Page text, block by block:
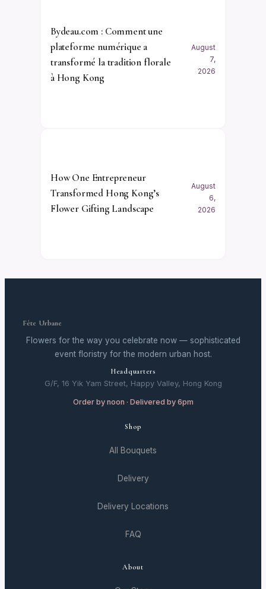
Bydeau.com : Comment une
plateforme numérique a
transformé la tradition florale
à Hong Kong
August
7,
2026
How One Entrepreneur
Transformed Hong Kong’s
Flower Gifting Landscape
August
6,
2026
Fête Urbane
Flowers for the way you celebrate now — sophisticated
event floristry for the modern urban host.
Headquarters
G/F, 16 Yik Yam Street, Happy Valley, Hong Kong
Order by noon · Delivered by 6pm
Shop
All Bouquets
Delivery
Delivery Locations
FAQ
About